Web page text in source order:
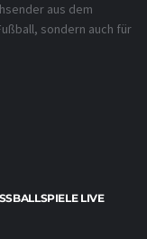
aus dem
sondern auch für
LIVE Ü